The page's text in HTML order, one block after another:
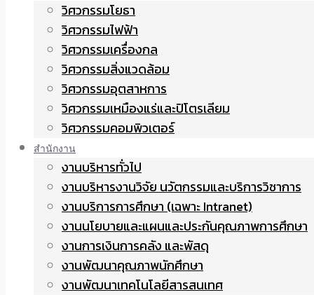
วิศวกรรมโยธา
วิศวกรรมไฟฟ้า
วิศวกรรมเครื่องกล
วิศวกรรมสิ่งแวดล้อม
วิศวกรรมอุตสาหการ
วิศวกรรมเหมืองแร่และปิโตรเลียม
วิศวกรรมคอมพิวเตอร์
สำนักงาน
งานบริหารทั่วไป
งานบริหารงานวิจัย นวัตกรรมและบริการวิชาการ
งานบริการการศึกษา (เฉพาะ Intranet)
งานนโยบายและแผนและประกันคุณภาพการศึกษา
งานการเงินการคลัง และพัสดุ
งานพัฒนาคุณภาพนักศึกษา
งานพัฒนาเทคโนโลยีสารสนเทศ